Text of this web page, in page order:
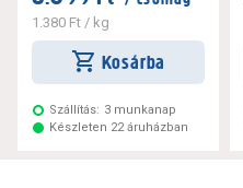
1.380 Ft / kg
Kosárba
Szállítás: 3 munkanap
Készleten 22 áruházban